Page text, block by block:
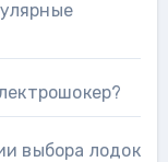
выбора лодок